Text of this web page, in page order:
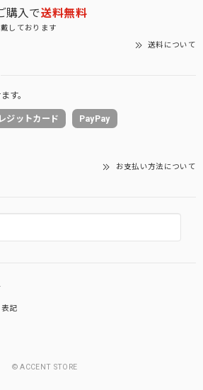
購入で送料無料
しております
送料について
す。
ジットカード PayPay
お支払い方法について
記
© ACCENT STORE